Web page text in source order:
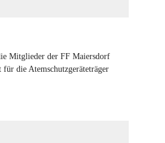
Mitglieder der FF Maiersdorf
die Atemschutzgeräteträger